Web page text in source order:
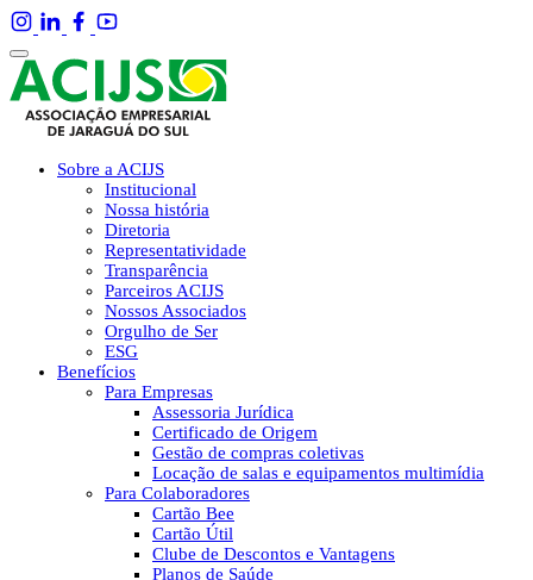
Sobre a ACIJS
Institucional
Nossa história
Diretoria
Representatividade
Transparência
Parceiros ACIJS
Nossos Associados
Orgulho de Ser
ESG
Benefícios
Para Empresas
Assessoria Jurídica
Certificado de Origem
Gestão de compras coletivas
Locação de salas e equipamentos multimídia
Para Colaboradores
Cartão Bee
Cartão Útil
Clube de Descontos e Vantagens
Planos de Saúde